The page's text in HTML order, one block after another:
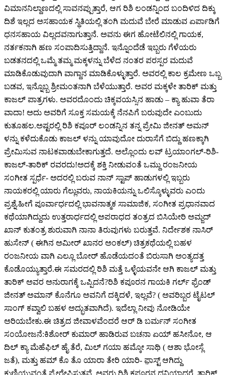
ವಿಮಾನನಿಲ್ದಾಣದಲ್ಲಿ ಸಾವನಪ್ಪುತ್ತಾರೆ, ಆಗ ರಿಶಿ ಲಂಡನ್ನಿಂದ ಬಂದಿಳಿದ ದಿಕ್ಕು
ದಿಶೆ ಇಲ್ಲದ ಅಸಹಾಯಕ ಸ್ಥಿತಿಯಲ್ಲಿ ತಂಗಿ ಮದುವೆ ಬೇರೆ ಮಾಡುವ ಏರ್ಪಾಡಿಗೆ
ಧನಸಹಾಯ ವಿಲ್ಲದವನಾಗುತ್ತಾನೆ. ಅವನು ಈಗ ಹೋಟೆಲಿನಲ್ಲಿ ಗಾಯಕ,
ನರ್ತಕನಾಗಿ ಹಣ ಸಂಪಾದಿಸುತ್ತಿದ್ದಾನೆ. ಇನ್ನೊಂದೆಡೆ ಇಬ್ಬರು ಗೆಳೆಯರು
ಬಡತನದಲ್ಲಿ ಒಮ್ಮೆ ತಮ್ಮ ಮಕ್ಕಳನ್ನು ಬೆಳೆದ ನಂತರ ಪರಸ್ಪರ ಮದುವೆ
ಮಾಡಿಕೊಡುವುದಾಗಿ ವಾಗ್ದಾನ ಮಾಡಿಕೊಳ್ಳುತ್ತಾರೆ. ಅವರಲ್ಲಿ ಕಾಲ ಕ್ರಮೇಣ ಒಬ್ಬ
ಬಡವ, ಇನ್ನೊಬ್ಬ ಶ್ರೀಮಂತನಾಗಿ ಬೆಳೆಯುತ್ತಾರೆ. ಅವರ ಮಕ್ಕಳೇ ತಾರಿಕ್ ಮತ್ತು
ಕಾಜಲ್ ಪಾತ್ರಗಳು. ಅವರದೊಂದು ಚಿಕ್ಕವಯಸ್ಸಿನ ಹಾಡು – ಕ್ಯಾ ಹುವಾ ತೆರಾ
ವಾದಾ! ಅದು ಅವರಿಗೆ ಸೂಕ್ತ ಸಮಯಕ್ಕೆ ನೆನಪಿಗೆ ಬರುವುದೇ ಎಂಬುದು
ಕುತೂಹಲ.ಅಷ್ಟರಲ್ಲಿ ರಿಶಿ ಕಪೂರ್ ಲಂಡನ್ನಿನ ತನ್ನ ಪ್ರೇಮಿ ಜೀನತ್ ಅಮನ್
ಳನ್ನು ಕಳೆದುಕೊಡು ಕಾಜಲ್ ಳನ್ನು ಯಾವುದೋ ದುರಾಸೆಗೆ ಬಿದ್ದು ಹಣಕ್ಕಾಗಿ
ಪ್ರೇಮಿಸುವ ನಾಟಕವಾಡುಬೇಕಾಗುತ್ತದೆ. ಅಲ್ಲೊಂದು ಲವ್ ಟ್ರಯಾಂಗಲ್-ರಿಶಿ-
ಕಾಜಲ್-ತಾರಿಕ್ ರವರದು!ಅದಕ್ಕೆ ಶಕ್ತಿ ನೀಡುವಂತೆ ಒಮ್ದು ರಂಜನೀಯ
ಸಂಗೀತ ಸ್ಪರ್ಧೆ- ಅದರಲ್ಲಿ ಬರುವ ನಾನ್ ಸ್ಟಾಪ್ ಹಾಡುಗಳಲ್ಲಿ ಇಬ್ಬರು
ನಾಯಕರಲ್ಲಿ ಯಾರು ಗೆಲ್ಲುವರು, ನಾಯಕಿಯನ್ನು ಒಲಿಸ್ಕೊಳ್ಳುವರು ಎಂದು
ಪ್ರಶ್ನೆ.ಹೀಗೆ ಪೂರ್ವಾರ್ಧದಲ್ಲಿ ಭಾವನಾತ್ಮಕ ಸಾಮಾಜಿಕ, ಸಂಗೀತ ಪ್ರಧಾನವಾದ
ಕಥೆಯಾಗಿದ್ದುದು ಉತ್ತರಾರ್ಧದಲ್ಲಿ ಅಪರಾಧದ ತಂತ್ರದ ಬಿಸಿಯೇರಿ ಅಮ್ಜದ್
ಖಾನ್ ಕುತಂತ್ರ ಶುರುವಾಗಿ ನಾನಾ ತಿರುವುಗಳು ಬರುತ್ತವೆ. ನಿರ್ದೇಶಕ ನಾಸಿರ್
ಹುಸೇನ್ ( ಈಗಿನ ಅಮೀರ್ ಖಾನರ ಅಂಕಲ್) ಚಿತ್ರಕಥೆಯಲ್ಲಿ ಬಹಳ
ರಂಜನೀಯ ವಾಗಿ ಎಲ್ಲೂ ಬೋರ್ ಹೊಡೆಯದಂತೆ ಬಿರುಸಾಗಿ ಅಂತ್ಯದತ್ತ
ಕೊಡೊಯ್ಯುತ್ತಾರೆ.ಈ ಸಮರದಲ್ಲಿ ರಿಶಿ ಮತ್ತೆ ಒಳ್ಳೆಯವನೇ ಆಗಿ ಕಾಜಲ್ ಮತ್ತು
ತಾರಿಕ್ ಅವರ ಅನುರಾಗಕ್ಕೆ ಒಪ್ಪಿದನೆ?ರಿಶಿ ಕಪೂರನ ಗಾಯಕಿ ಗರ್ಲ್ ಫ್ರೆಂಡ್
ಜೀನತ್ ಅಮಾನ್ ಕೊನೆಗೂ ಅವನಿಗೆ ದಕ್ಕಿದಳೆ, ಇಲ್ಲವೆ? ( ಅವರಿಬ್ಬರ ಟೈಟಲ್
ಸಾಂಗ್ ಕವ್ವಾಲಿ ಬಹಳ ಅದ್ಭುತವಾಗಿದೆ). ಇದೆಲ್ಲಾ ನೀವು ನೋಡಿಯೇ
ಅರಿಯಬೇಕು.ಈ ಚಿತ್ರದ ಜೀವಾಳವೆಂದರೆ ಆರ್ ಡಿ ಬರ್ಮನ್ ಸಂಗೀತ
ಸಂಯೋಜನೆ:ಕಿಶೋರ್ ಕುಮಾರ್ ಹಾಡಿರುವ ಬಚನಾ ಏಯ್ ಹಸೀನೋ, ಆ
ದಿಲ್ ಕ್ಯಾ ಮೆಹೆಫಿಲ್ ಹೈ ತೆರೆ, ಮಿಲ್ ಗಯಾ ಹಮ್ಕೋ ಸಾಥಿ ( ಆಶಾ ಭೋಸ್ಲೆ
ಜತೆ), ಮತ್ತು ಹಮ್ ಕೊ ತೊ ಯಾರಾ ತೇರಿ ಯಾರಿ- ಫ಼ಾಸ್ಟ್ ಆಗಿದ್ದು
ಕುಣಿಯುವಂತೆ ಪ್ರೇರೇಪಿಸುತ್ತವೆ. ಅವರು ರಿಶಿ ಕಪೂರನ ದನಿಯಾದರೆ, ತಾರಿಕ್